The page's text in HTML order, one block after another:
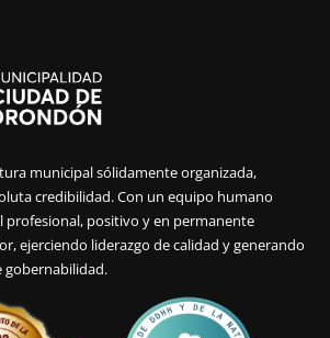
municipal sólidamente organizada,
credibilidad. Con un equipo humano
profesional, positivo y en permanente
ejerciendo liderazgo de calidad y generando
gobernabilidad.